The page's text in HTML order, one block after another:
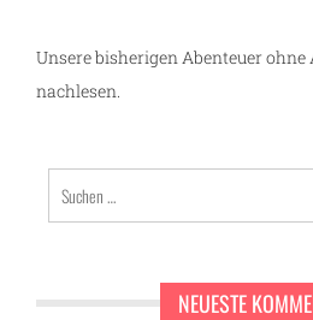
Unsere bisherigen Abenteuer
nachlesen.
nach:
NEUESTE